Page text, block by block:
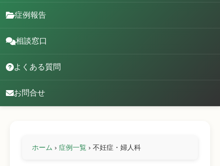
症例報告
相談窓口
よくある質問
お問合せ
ホーム › 症例一覧 › 不妊症・婦人科